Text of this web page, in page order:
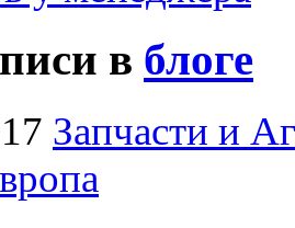
в блоге
Запчасти и